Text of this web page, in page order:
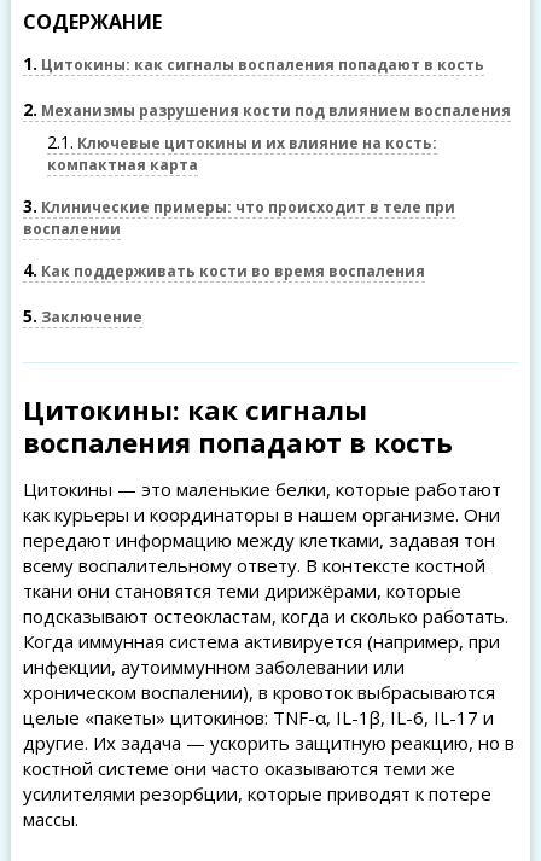
СОДЕРЖАНИЕ
1 Цитокины: как сигналы воспаления попадают в кость
2 Механизмы разрушения кости под влиянием воспаления
2.1 Ключевые цитокины и их влияние на кость:
компактная карта
3 Клинические примеры: что происходит в теле при
воспалении
4 Как поддерживать кости во время воспаления
5 Заключение
Цитокины: как сигналы
воспаления попадают в кость
Цитокины — это маленькие белки, которые работают
как курьеры и координаторы в нашем организме. Они
передают информацию между клетками, задавая тон
всему воспалительному ответу. В контексте костной
ткани они становятся теми дирижёрами, которые
подсказывают остеокластам, когда и сколько работать.
Когда иммунная система активируется (например, при
инфекции, аутоиммунном заболевании или
хроническом воспалении), в кровоток выбрасываются
целые «пакеты» цитокинов: TNF-α, IL-1β, IL-6, IL-17 и
другие. Их задача — ускорить защитную реакцию, но в
костной системе они часто оказываются теми же
усилителями резорбции, которые приводят к потере
массы.